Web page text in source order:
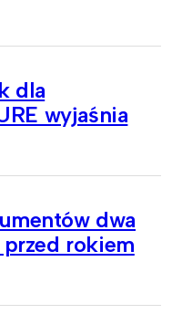
dla
wyjaśnia
dwa
przed rokiem